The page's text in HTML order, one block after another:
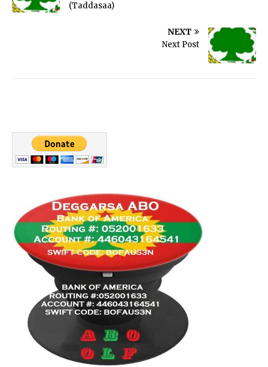
(Taddasaa)
NEXT
Next Post